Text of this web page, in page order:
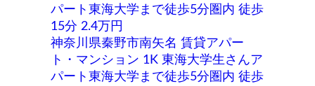
パート東海大学まで徒歩5分圏内 徒歩
15分 2.4万円
神奈川県秦野市南矢名 賃貸アパー
ト・マンション 1K 東海大学生さんア
パート東海大学まで徒歩5分圏内 徒歩